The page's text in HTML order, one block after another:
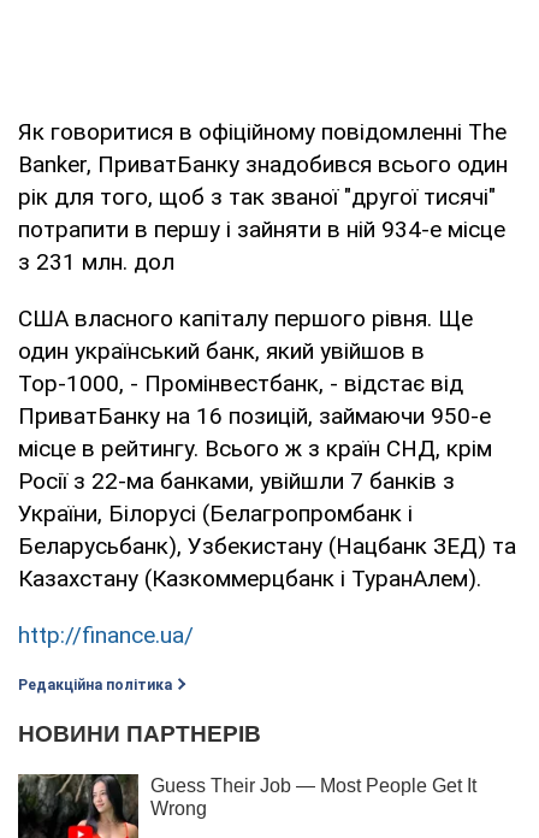
Як говоритися в офіційному повідомленні The
Banker, ПриватБанку знадобився всього один
рік для того, щоб з так званої "другої тисячі"
потрапити в першу і зайняти в ній 934-е місце
з 231 млн. дол
США власного капіталу першого рівня. Ще
один український банк, який увійшов в
Тор-1000, - Промінвестбанк, - відстає від
ПриватБанку на 16 позицій, займаючи 950-е
місце в рейтингу. Всього ж з країн СНД, крім
Росії з 22-ма банками, увійшли 7 банків з
України, Білорусі (Белагропромбанк і
Беларусьбанк), Узбекистану (Нацбанк ЗЕД) та
Казахстану (Казкоммерцбанк і ТуранАлем).
http://finance.ua/
Редакційна політика